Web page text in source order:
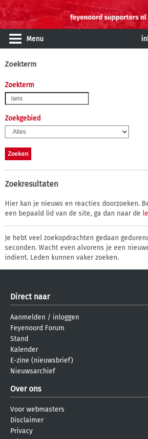
Menu
Zoekterm
Zoekterm
Zoekgebied
Zoekresultaten
Hier kan je nieuws en reacties doorzoeken.
een bepaald lid van de site, ga dan naar de
Je hebt veel zoekopdrachten gedaan
seconden. Wacht even alvorens je een
indient. Leden kunnen vaker zoeken.
Direct naar
Aanmelden / inloggen
Feyenoord Forum
Stand
Kalender
E-zine (nieuwsbrief)
Nieuwsarchief
Over ons
Voor webmasters
Disclaimer
Privacy